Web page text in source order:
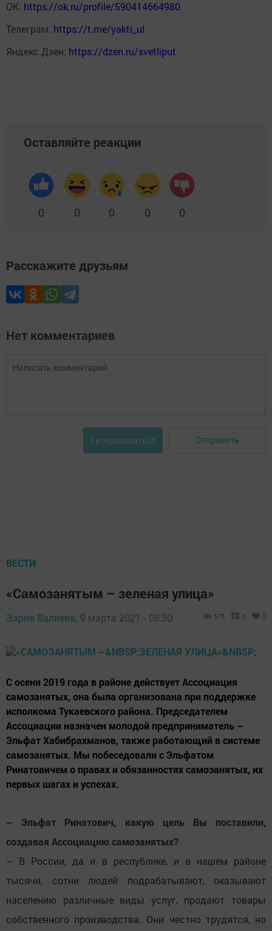
ОК: https://ok.ru/profile/590414664980
Телеграм: https://t.me/yakti_ul
Яндекс Дзен: https://dzen.ru/svetliput
Оставляйте реакции
0 0 0 0 0
Расскажите друзьям
Нет комментариев
Авторизоваться Отправить
ВЕСТИ
«Самозанятым – зеленая улица»
Зария Валиева, 9 марта 2021 - 08:30 575 0 0
С осени 2019 года в районе действует Ассоциация
самозанятых, она была организована при поддержке
исполкома Тукаевского района. Председателем
Ассоциации назначен молодой предприниматель –
Эльфат Хабибрахманов, также работающий в системе
самозанятых. Мы побеседовали с Эльфатом
Ринатовичем о правах и обязанностях самозанятых, их
первых шагах и успехах.
– Эльфат Ринатович, какую цель Вы поставили,
создавая Ассоциацию самозанятых?
– В России, да и в республике, и в нашем районе
тысячи, сотни людей подрабатывают, оказывают
населению различные виды услуг, продают товары
собственного производства. Они честно трудятся, но